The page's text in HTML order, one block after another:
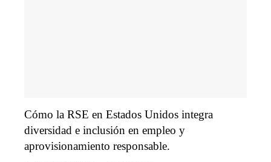
Cómo la RSE en Estados Unidos integra
diversidad e inclusión en empleo y
aprovisionamiento responsable.